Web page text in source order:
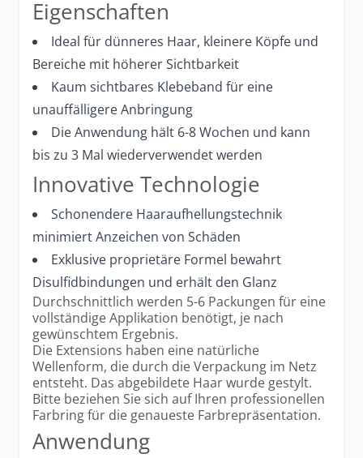
Eigenschaften
Ideal für dünneres Haar, kleinere Köpfe und
Bereiche mit höherer Sichtbarkeit
Kaum sichtbares Klebeband für eine
unauffälligere Anbringung
Die Anwendung hält 6-8 Wochen und kann
bis zu 3 Mal wiederverwendet werden
Innovative Technologie
Schonendere Haaraufhellungstechnik
minimiert Anzeichen von Schäden
Exklusive proprietäre Formel bewahrt
Disulfidbindungen und erhält den Glanz
Durchschnittlich werden 5-6 Packungen für eine
vollständige Applikation benötigt, je nach
gewünschtem Ergebnis.
Die Extensions haben eine natürliche
Wellenform, die durch die Verpackung im Netz
entsteht. Das abgebildete Haar wurde gestylt.
Bitte beziehen Sie sich auf Ihren professionellen
Farbring für die genaueste Farbrepräsentation.
Anwendung